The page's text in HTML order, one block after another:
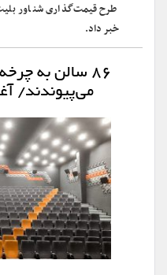
طرح قیمت‌گذاری شناور
خبر داد.
۸۶ سالن به
می‌پیوندند/ آغاز به